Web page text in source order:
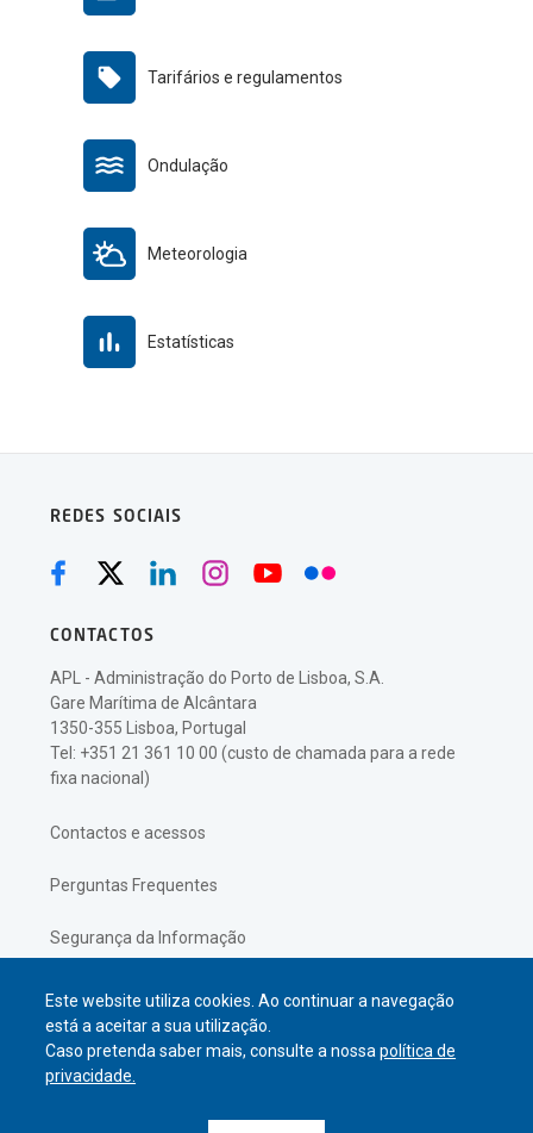
Este website utiliza cookies. Ao continuar a navegação
está a aceitar a sua utilização.
Caso pretenda saber mais, consulte a nossapolítica de
privacidade.
Tarifários e regulamentos
Ondulação
Meteorologia
Estatísticas
REDES SOCIAIS
CONTACTOS
APL - Administração do Porto de Lisboa, S.A.
Gare Marítima de Alcântara
1350-355 Lisboa, Portugal
Tel: +351 21 361 10 00 (custo de chamada para a rede
fixa nacional)
Contactos e acessos
Perguntas Frequentes
Segurança da Informação
Política de Privacidade